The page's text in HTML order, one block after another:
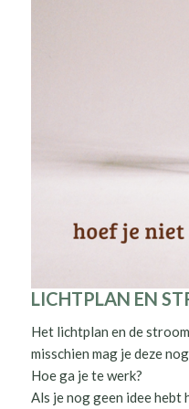
LICHTPLAN EN
Het lichtplan en de
misschien mag je deze
Hoe ga je te werk?
Als je nog geen idee hebt